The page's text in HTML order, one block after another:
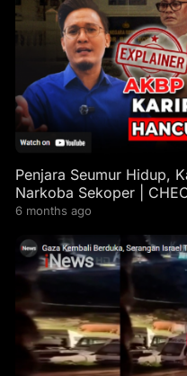
Penjara Seumur Hidup,
Narkoba Sekoper |
6 months ago